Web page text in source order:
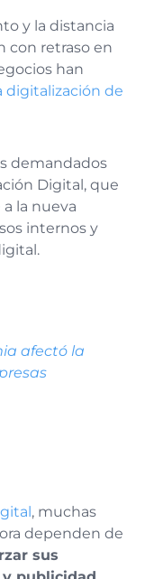
y la distancia
con retraso en
han
digitalización de
demandados
Digital, que
la nueva
internos y
afectó la
, muchas
dependen de
sus